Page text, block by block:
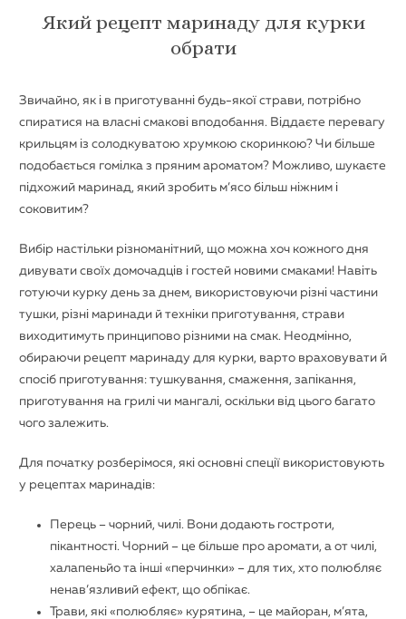
Який рецепт маринаду для курки
обрати
Звичайно, як і в приготуванні будь-якої страви, потрібно
спиратися на власні смакові вподобання. Віддаєте перевагу
крильцям із солодкуватою хрумкою скоринкою? Чи більше
подобається гомілка з пряним ароматом? Можливо, шукаєте
підхожий маринад, який зробить м’ясо більш ніжним і
соковитим?
Вибір настільки різноманітний, що можна хоч кожного дня
дивувати своїх домочадців і гостей новими смаками! Навіть
готуючи курку день за днем, використовуючи різні частини
тушки, різні маринади й техніки приготування, страви
виходитимуть принципово різними на смак. Неодмінно,
обираючи рецепт маринаду для курки, варто враховувати й
спосіб приготування: тушкування, смаження, запікання,
приготування на грилі чи мангалі, оскільки від цього багато
чого залежить.
Для початку розберімося, які основні спеції використовують
у рецептах маринадів:
Перець – чорний, чилі. Вони додають гостроти,
пікантності. Чорний – це більше про аромати, а от чилі,
халапеньйо та інші «перчинки» – для тих, хто полюбляє
ненав’язливий ефект, що обпікає.
Трави, які «полюбляє» курятина, – це майоран, м’ята,